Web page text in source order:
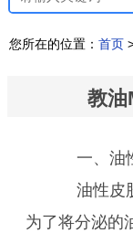
您所在的位置： 首页
教油
一、油性
油性皮肤
为了将分泌的